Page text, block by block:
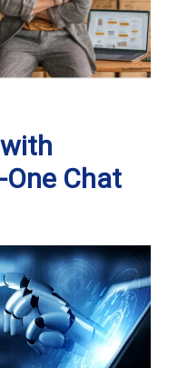
One Chat